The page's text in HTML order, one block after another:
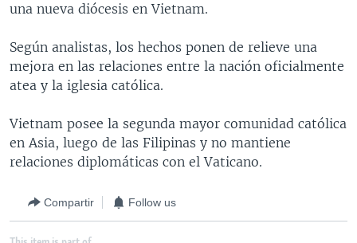
CIENCIA Y SALUD
VISIÓN 360
LAS CLAVES
PANORAMA
AUDIONOTICIAS
BUENOS DÍAS AMÉRICA
ESTADOS UNIDOS AL DÍA
FORO [RADIO]
DEPORTIVO INTERNACIONAL
DOCUMENTALES DE LA VOA
Learning English
una nueva diócesis en Vietnam.
Según analistas, los hechos ponen de relieve una
mejora en las relaciones entre la nación oficialmente
atea y la iglesia católica.
Vietnam posee la segunda mayor comunidad católica
en Asia, luego de las Filipinas y no mantiene
relaciones diplomáticas con el Vaticano.
Compartir Follow us